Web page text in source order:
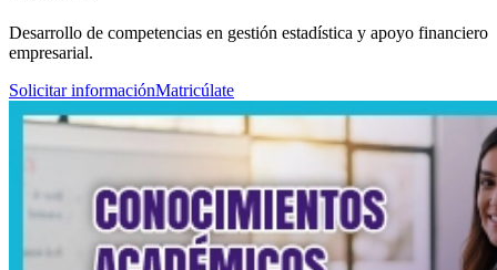
Desarrollo de competencias en gestión estadística y apoyo financiero
empresarial.
Solicitar informaciónMatricúlate